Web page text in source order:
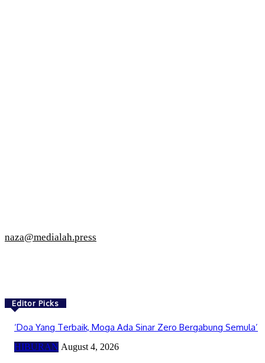
naza@medialah.press
Editor Picks
‘Doa Yang Terbaik, Moga Ada Sinar Zero Bergabung Semula’
HIBURAN August 4, 2026